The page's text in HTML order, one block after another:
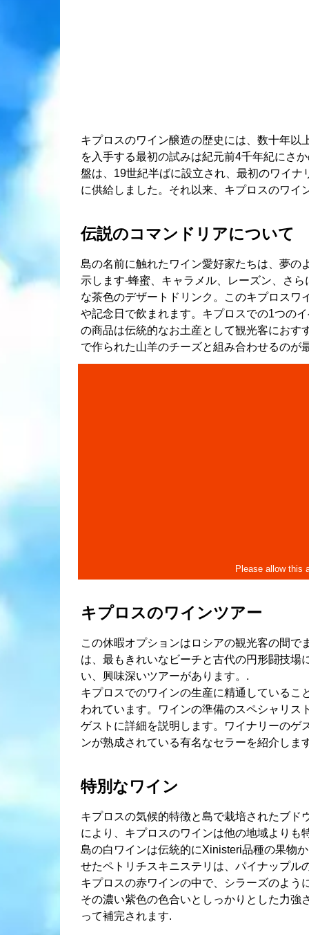
キプロスのワイン醸造の歴史には、数十年以
を入手する最初の試みは紀元前4千年紀にさ
盤は、19世紀半ばに設立され、最初のワイ
に供給しました。それ以来、キプロスのワイ
伝説のコマンドリアについて
島の名前に触れたワイン愛好家たちは、夢の
示します-蜂蜜、キャラメル、レーズン、さ
な茶色のデザートドリンク。このキプロスワ
や記念日で飲まれます。キプロスでの1つの
の商品は伝統的なお土産として観光客におす
で作られた山羊のチーズと組み合わせるのが
キプロスのワインツアー
この休暇オプションはロシアの観光客の間
は、最もきれいなビーチと古代の円形闘技場
い、興味深いツアーがあります。.
キプロスでのワインの生産に精通しているこ
われています。ワインの準備のスペシャリス
ゲストに詳細を説明します。ワイナリーのゲ
ンが熟成されている有名なセラーを紹介しま
特別なワイン
キプロスの気候的特徴と島で栽培されたブド
により、キプロスのワインは他の地域よりも
島の白ワインは伝統的にXinisteri品種の果物
せたペトリチスキニステリは、パイナップル
キプロスの赤ワインの中で、シラーズのよう
その濃い紫色の色合いとしっかりとした力強
って補完されます.